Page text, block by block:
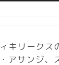
キリークス
アサンジ、